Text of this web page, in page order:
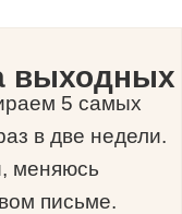
выходных
5 самых
в две недели.
меняюсь
письме.